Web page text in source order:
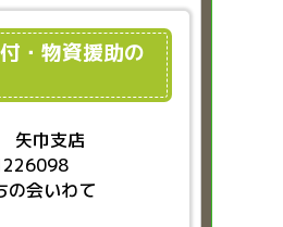
・物資援助の
矢巾支店
の会いわて